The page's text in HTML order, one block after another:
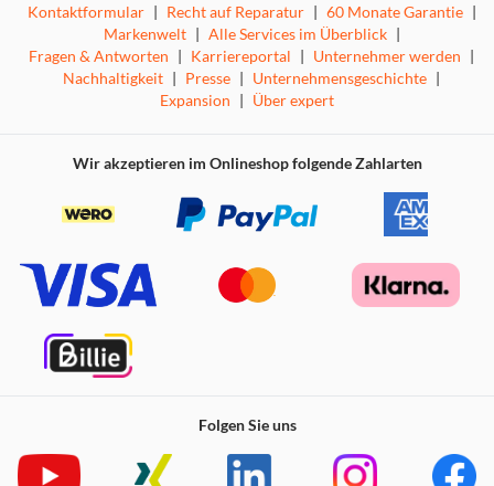
Kontaktformular | Recht auf Reparatur | 60 Monate Garantie |
Markenwelt | Alle Services im Überblick |
Fragen & Antworten | Karriereportal | Unternehmer werden |
Nachhaltigkeit | Presse | Unternehmensgeschichte |
Expansion | Über expert
Wir akzeptieren im Onlineshop folgende Zahlarten
Folgen Sie uns